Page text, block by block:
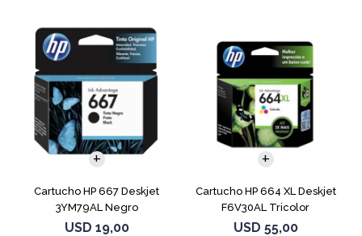
Cartucho HP 667 Deskjet
3YM79AL Negro
USD 19,00
Cartucho HP 664 XL Deskjet
F6V30AL Tricolor
USD 55,00